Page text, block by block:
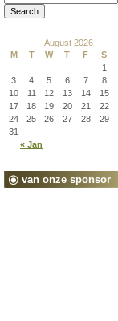
August 2026
M
T W T F S
« Jan
1
3
4 5 6 7 8
10
11 12 13 14 15
17
18 19 20 21 22
24
25 26 27 28 29
31
van onze sponsor